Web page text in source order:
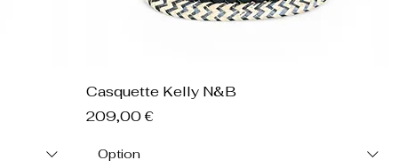
Aperçu rapide
Casquette Kelly N&B
Prix
209,00 €
Option